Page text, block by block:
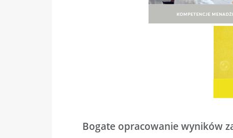
Bogate opracowanie wyników